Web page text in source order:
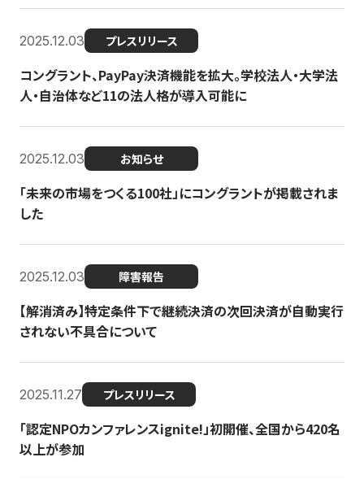
2025.12.03 プレスリリース
コングラント、PayPay決済機能を拡大。学校法人・大学法
人・自治体など11の法人格が導入可能に
2025.12.03 お知らせ
「未来の市場をつくる100社」にコングラントが掲載されま
した
2025.12.03 障害報告
【解消済み】特定条件下で継続決済の次回決済が自動実行
されない不具合について
2025.11.27 プレスリリース
「認定NPOカンファレンスignite!」初開催、全国から420名
以上が参加